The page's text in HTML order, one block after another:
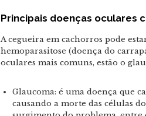
Principais doenças oculares
A cegueira em cachorros pode
hemoparasitose (doença do
oculares mais comuns, estão o
Glaucoma: é uma doença que
causando a morte das células